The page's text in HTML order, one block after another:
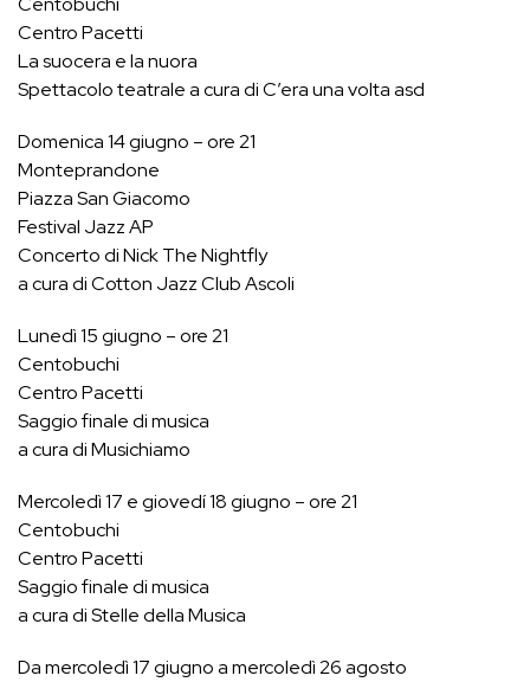
Centro Pacetti
La suocera e la nuora
Spettacolo teatrale a cura di C’era una volta asd
Domenica 14 giugno – ore 21
Monteprandone
Piazza San Giacomo
Festival Jazz AP
Concerto di Nick The Nightfly
a cura di Cotton Jazz Club Ascoli
Lunedì 15 giugno – ore 21
Centobuchi
Centro Pacetti
Saggio finale di musica
a cura di Musichiamo
Mercoledì 17 e giovedí 18 giugno – ore 21
Centobuchi
Centro Pacetti
Saggio finale di musica
a cura di Stelle della Musica
Da mercoledì 17 giugno a mercoledì 26 agosto